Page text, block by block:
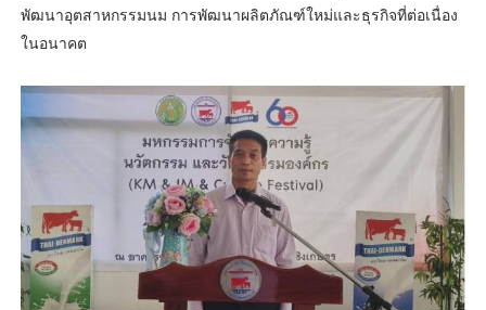
พัฒนาอุตสาหกรรมนม การพัฒนาผลิตภัณฑ์ใหม่และธุรกิจที่ต่อเนื่อง
ในอนาคต